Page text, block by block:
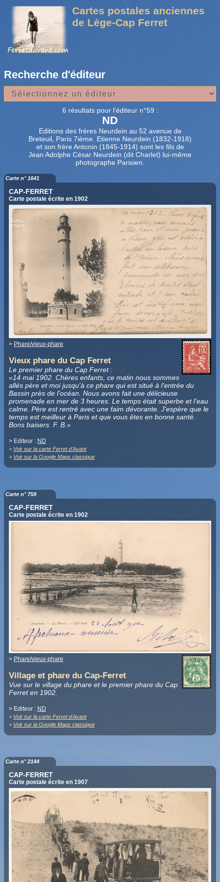
Cartes postales anciennes
de Lège-Cap Ferret
Recherche d'éditeur
6 résultats pour l'éditeur n°59 :
ND
Editions des frères Neurdein au 52 avenue de
Breteuil, Paris 7ième. Etienne Neurdein (1832-1918)
et son frère Antonin (1845-1914) sont les fils de
Jean Adolphe César Neurdein (dit Charlet) lui-même
photographe Parisien.
Carte n° 1641
CAP-FERRET
Carte postale écrite en 1902
> Phare/vieux-phare
Vieux phare du Cap Ferret
Le premier phare du Cap Ferret :
«14 mai 1902. Chères enfants, ce matin nous sommes
allés père et moi jusqu'à ce phare qui est situé à l'entrée du
Bassin près de l'océan. Nous avons fait une délicieuse
promenade en mer de 3 heures. Le temps était superbe et l'eau
calme. Père est rentré avec une faim dévorante. J'espère que le
temps est meilleur à Paris et que vous êtes en bonne santé.
Bons baisers. F. B.»
> Editeur : ND
> Voir sur la carte Ferret d'Avant
> Voir sur la Google Maps classique
Carte n° 759
CAP-FERRET
Carte postale écrite en 1902
> Phare/vieux-phare
Village et phare du Cap-Ferret
Vue sur le village du phare et le premier phare du Cap
Ferret en 1902.
> Editeur : ND
> Voir sur la carte Ferret d'Avant
> Voir sur la Google Maps classique
Carte n° 2144
CAP-FERRET
Carte postale écrite en 1907